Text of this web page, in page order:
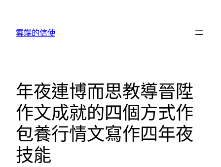
雲端的信使
年夜連博而思教導晉陞
作文成就的四個方式作
包養行情文寫作四年夜
技能